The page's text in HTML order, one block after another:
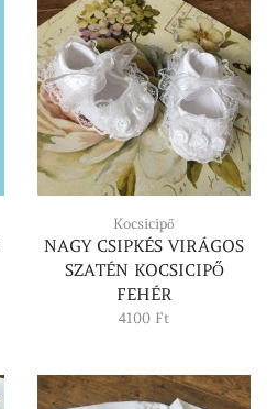
Kocsicipő
NAGY CSIPKÉS VIRÁGOS
SZATÉN KOCSICIPŐ
FEHÉR
4100 Ft